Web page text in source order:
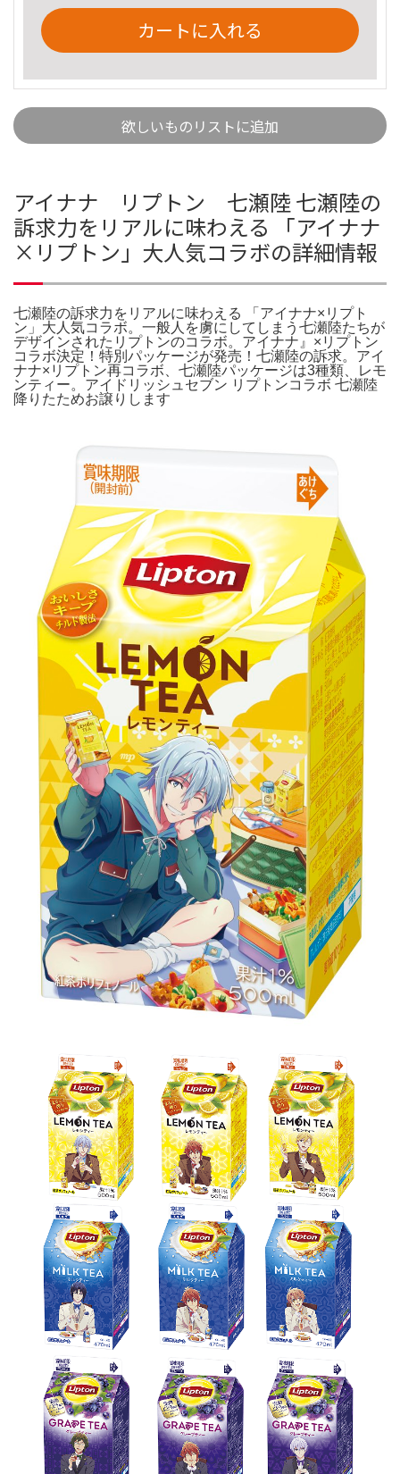
カートに入れる
欲しいものリストに追加
アイナナ リプトン 七瀬陸 七瀬陸の
訴求力をリアルに味わえる 「アイナナ
×リプトン」大人気コラボの詳細情報
七瀬陸の訴求力をリアルに味わえる 「アイナナ×リプト
ン」大人気コラボ。一般人を虜にしてしまう七瀬陸たちが
デザインされたリプトンのコラボ。アイナナ』×リプトン
コラボ決定！特別パッケージが発売！七瀬陸の訴求。アイ
ナナ×リプトン再コラボ、七瀬陸パッケージは3種類、レモ
ンティー。アイドリッシュセブン リプトンコラボ 七瀬陸
降りたためお譲りします